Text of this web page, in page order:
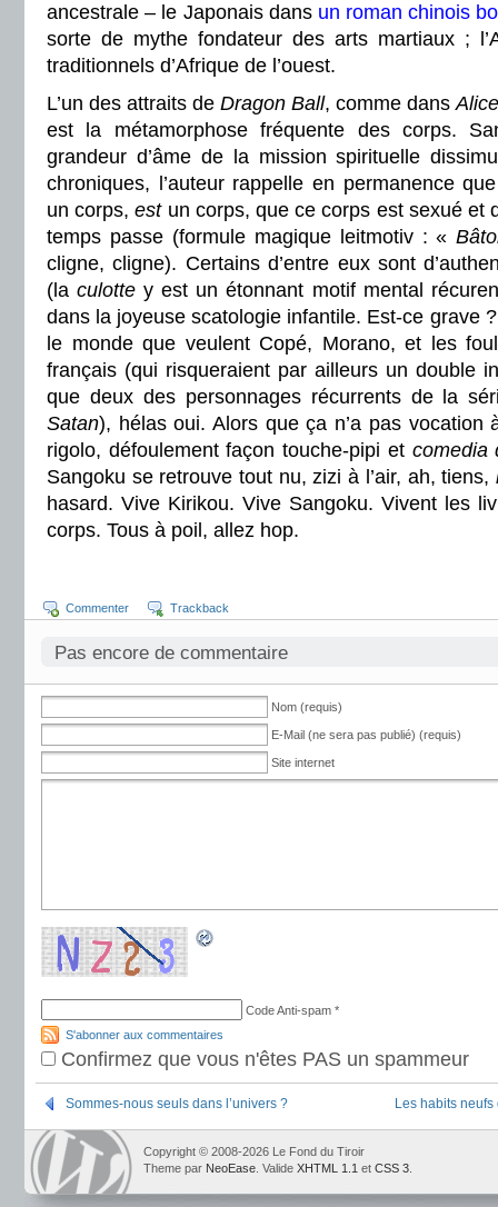
ancestrale – le Japonais dans un roman chinois
sorte de mythe fondateur des arts martiaux ;
traditionnels d’Afrique de l’ouest.
L’un des attraits de Dragon Ball, comme dans
est la métamorphose fréquente des corps.
grandeur d’âme de la mission spirituelle
chroniques, l’auteur rappelle en permanence
un corps,estun corps, que ce corps est sexué et
temps passe (formule magique leitmotiv : «
cligne, cligne). Certains d’entre eux sont
(laculotte y est un étonnant motif mental
dans la joyeuse scatologie infantile. Est-ce grave
le monde que veulent Copé, Morano, et les
français (qui risqueraient par ailleurs un double
que deux des personnages récurrents de la
Satan), hélas oui. Alors que ça n’a pas vocation
rigolo, défoulement façon touche-pipi et comedia
Sangoku se retrouve tout nu, zizi à l’air, ah, tiens,
hasard. Vive Kirikou. Vive Sangoku. Vivent les
corps. Tous à poil, allez hop.
Commenter Trackback
Pas encore de commentaire
Nom (requis)
E-Mail (ne sera pas publié) (requis)
Site internet
Code Anti-spam *
S'abonner aux commentaires
Confirmez que vous n'êtes PAS un spammeur
Sommes-nous seuls dans l’univers ? Les habits neufs
Copyright © 2008-2026 Le Fond du Tiroir
Theme par NeoEase . Valide XHTML 1.1 et CSS 3